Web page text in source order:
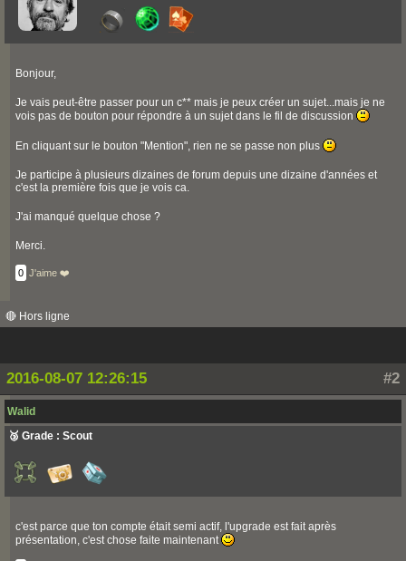
Bonjour,
Je vais peut-être passer pour un c** mais je peux créer un sujet...mais je ne
vois pas de bouton pour répondre à un sujet dans le fil de discussion
En cliquant sur le bouton "Mention", rien ne se passe non plus
Je participe à plusieurs dizaines de forum depuis une dizaine d'années et
c'est la première fois que je vois ca.
J'ai manqué quelque chose ?
Merci.
0 J'aime ❤️
🔴 Hors ligne
#2
2016-08-07 12:26:15
Walid
🥉 Grade : Scout
c'est parce que ton compte était semi actif, l'upgrade est fait après
présentation, c'est chose faite maintenant